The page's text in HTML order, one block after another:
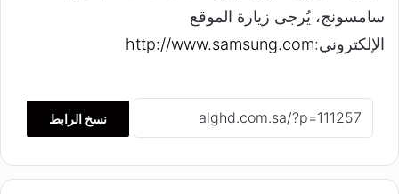
سامسونج، يُرجى زيارة الموقع
الإلكتروني:http://www.samsung.com
نسخ الرابط